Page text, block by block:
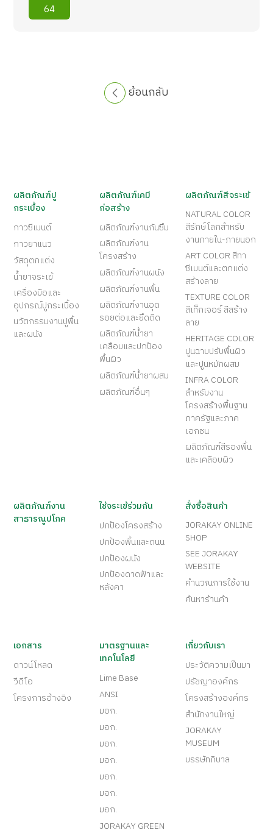
64
ย้อนกลับ
ผลิตภัณฑ์ปู
กระเบื้อง
กาวซีเมนต์
กาวยาแนว
วัสดุตกแต่ง
น้ำยาจระเข้
เครื่องมือและ
อุปกรณ์ปูกระเบื้อง
นวัตกรรมงานปูพื้น
และผนัง
ผลิตภัณฑ์เคมี
ก่อสร้าง
ผลิตภัณฑ์งานกันซึม
ผลิตภัณฑ์งาน
โครงสร้าง
ผลิตภัณฑ์งานผนัง
ผลิตภัณฑ์งานพื้น
ผลิตภัณฑ์งานอุด
รอยต่อและยึดติด
ผลิตภัณฑ์น้ำยา
เคลือบและปกป้อง
พื้นผิว
ผลิตภัณฑ์น้ำยาผสม
ผลิตภัณฑ์อื่นๆ
ผลิตภัณฑ์สีจระเข้
NATURAL COLOR
สีรักษ์โลกสำหรับ
งานภายใน-ภายนอก
ART COLOR สีทา
ซีเมนต์และตกแต่ง
สร้างลาย
TEXTURE COLOR
สีเท็กเจอร์ สีสร้าง
ลาย
HERITAGE COLOR
ปูนฉาบปรับพื้นผิว
และปูนหมักผสม
INFRA COLOR
สำหรับงาน
โครงสร้างพื้นฐาน
ภาครัฐและภาค
เอกชน
ผลิตภัณฑ์สีรองพื้น
และเคลือบผิว
ผลิตภัณฑ์งาน
สาธารณูปโภค
ใช้จระเข้ร่วมกัน
ปกป้องโครงสร้าง
ปกป้องพื้นและถนน
ปกป้องผนัง
ปกป้องดาดฟ้าและ
หลังคา
สั่งซื้อสินค้า
JORAKAY ONLINE
SHOP
SEE JORAKAY
WEBSITE
คำนวณการใช้งาน
ค้นหาร้านค้า
เอกสาร
ดาวน์โหลด
วีดีโอ
โครงการอ้างอิง
มาตรฐานและ
เทคโนโลยี
Lime Base
ANSI
มอก.
มอก.
มอก.
มอก.
มอก.
มอก.
มอก.
JORAKAY GREEN
เกี่ยวกับเรา
ประวัติความเป็นมา
ปรัชญาองค์กร
โครงสร้างองค์กร
สำนักงานใหญ่
JORAKAY
MUSEUM
บรรษัทภิบาล